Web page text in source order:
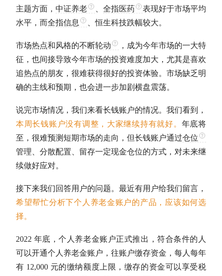
主题方面， 中证养老 全指医药
表现好于市场平均
水平，而全指信息 、恒生科技跌幅较大。
市场热点和风格的不断轮动
，成为今年市场的一大特
征，也间接导致今年市场的投资难度加大，尤其是喜欢
追热点的朋友，很难获得很好的投资体验。市场缺乏明
确的主线和预期，也会进一步加剧横盘震荡。
说完市场情况，我们来看长钱账户的情况。我们看到，
本周长钱账户没有调整，大家继续持有就好。 年底将
至，很难预测短期市场的走向，但长钱账户通过仓位
管理、分散配置、留存一定现金仓位的方式，对未来继
续做好应对。
接下来我们回答用户的问题。最近有用户给我们留言，
希望帮忙分析下个人养老金账户的产品，应该如何选
择。
2022 年底，个人养老金账户正式推出，符合条件的人
可以开通个人养老金账户，往账户缴存资金，每人每年
有 12,000 元的缴纳额度上限，缴存的资金可以享受税